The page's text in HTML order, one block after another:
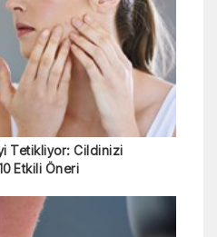
Tetikliyor: Cildinizi
Etkili Öneri